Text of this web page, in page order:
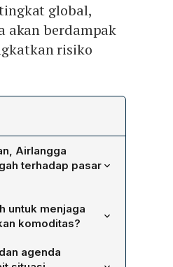
global,
akan berdampak
risiko
Airlangga
terhadap pasar
akan terlihat pada
harga minyak
haven, serta efek
makroekonomi,
atas 5% dan inflasi
untuk menjaga
komoditas?
koordinasi kebijakan
defisit anggaran.
agenda